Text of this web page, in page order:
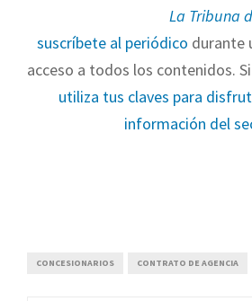
La Tribuna
suscríbete al periódico durante
acceso a todos los contenidos.
utiliza tus claves para
información del
CONCESIONARIOS CONTRATO DE AGENCIA